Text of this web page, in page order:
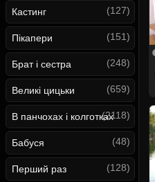
Кастинг (127)
Пікапери (151)
Брат і сестра (248)
Великі цицьки (659)
В панчохах і колготках(2118)
Бабуся (48)
Перший раз (128)